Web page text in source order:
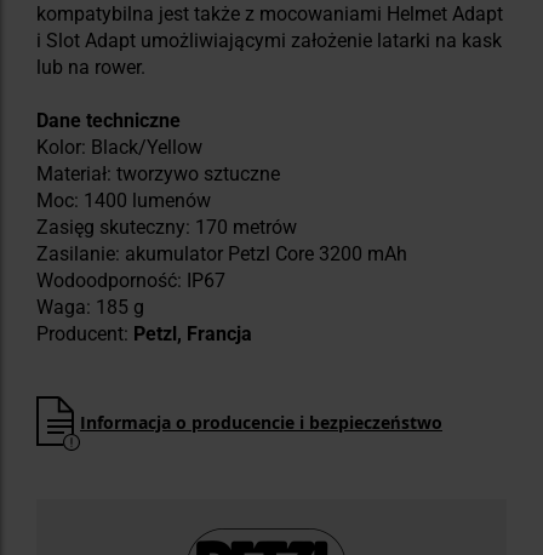
kompatybilna jest także z mocowaniami Helmet Adapt
i Slot Adapt umożliwiającymi założenie latarki na kask
lub na rower.
Dane techniczne
Kolor: Black/Yellow
Materiał: tworzywo sztuczne
Moc: 1400 lumenów
Zasięg skuteczny: 170 metrów
Zasilanie: akumulator Petzl Core 3200 mAh
Wodoodporność: IP67
Waga: 185 g
Producent: Petzl, Francja
Informacja o producencie i bezpieczeństwo